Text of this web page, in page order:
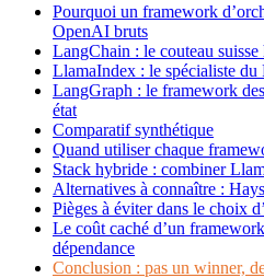
Pourquoi un framework
OpenAI bruts
LangChain : le couteau suisse
LlamaIndex : le spécialiste du
LangGraph : le framework
état
Comparatif synthétique
Quand utiliser chaque
Stack hybride : combiner
Alternatives à connaître :
Pièges à éviter dans le choix
Le coût caché d’un
dépendance
Conclusion : pas un winner,